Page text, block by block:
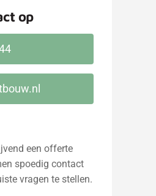
op
een offerte
spoedig contact
vragen te stellen.